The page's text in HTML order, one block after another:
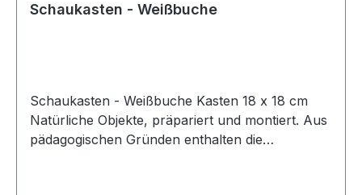
Schaukasten - Weißbuche
Schaukasten - Weißbuche Kasten 18 x 18 cm
Natürliche Objekte, präpariert und montiert. Aus
pädagogischen Gründen enthalten die